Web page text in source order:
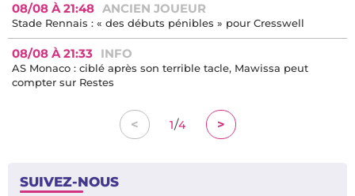
08/08 À 21:48 ANCIEN JOUEUR
Stade Rennais : « des débuts pénibles » pour Cresswell
08/08 À 21:33 INFO
AS Monaco : ciblé après son terrible tacle, Mawissa peut
compter sur Restes
< 1/4 >
SUIVEZ-NOUS